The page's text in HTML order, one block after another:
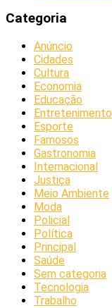
Categoria
Anúncio
Cidades
Cultura
Economia
Educação
Entretenimento
Esporte
Famosos
Gastronomia
Internacional
Justiça
Meio Ambiente
Moda
Policial
Política
Principal
Saúde
Sem categoria
Tecnologia
Trabalho